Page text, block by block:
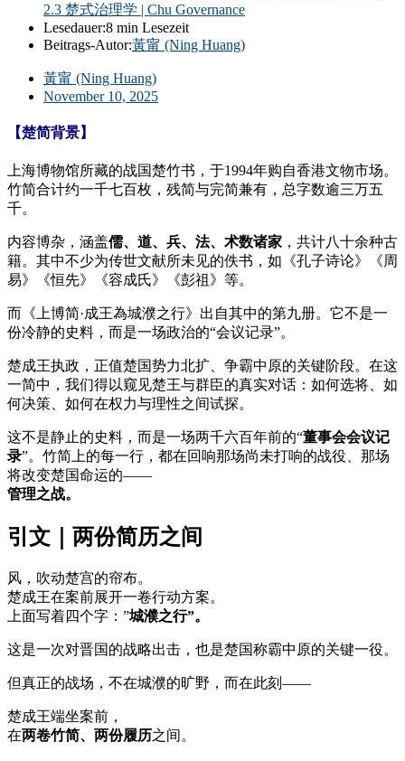
2.3 楚式治理学 | Chu Governance
Lesedauer:8 min Lesezeit
Beitrags-Autor:黃甯 (Ning Huang)
黃甯 (Ning Huang)
November 10, 2025
【楚简背景】
上海博物馆所藏的战国楚竹书，于1994年购自香港文物市场。
竹简合计约一千七百枚，残简与完简兼有，总字数逾三万五
千。
内容博杂，涵盖儒、道、兵、法、术数诸家 ，共计八十余种古
籍。其中不少为传世文献所未见的佚书，如《孔子诗论》《周
易》《恒先》《容成氏》《彭祖》等。
而《上博简·成王為城濮之行》出自其中的第九册。它不是一
份冷静的史料，而是一场政治的“会议记录”。
楚成王执政，正值楚国势力北扩、争霸中原的关键阶段。在这
一简中，我们得以窥见楚王与群臣的真实对话：如何选将、如
何决策、如何在权力与理性之间试探。
这不是静止的史料，而是一场两千六百年前的“董事会会议记
录”。竹简上的每一行，都在回响那场尚未打响的战役、那场
将改变楚国命运的——
管理之战。
引文｜两份简历之间
风，吹动楚宫的帘布。
楚成王在案前展开一卷行动方案。
上面写着四个字：”城濮之行”。
这是一次对晋国的战略出击，也是楚国称霸中原的关键一役。
但真正的战场，不在城濮的旷野，而在此刻——
楚成王端坐案前，
在两卷竹简、两份履历之间。